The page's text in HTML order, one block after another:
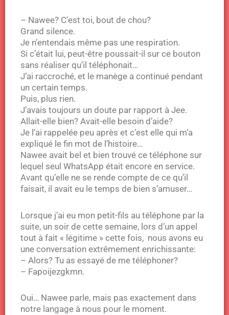
– Nawee? C’est toi, bout de chou?
Grand silence.
Je n’entendais même pas une respiration.
Si c’était lui, peut-être poussait-il sur ce bouton
sans réaliser qu’il téléphonait…
J’ai raccroché, et le manège a continué pendant
un certain temps.
Puis, plus rien.
J’avais toujours un doute par rapport à Jee.
Allait-elle bien? Avait-elle besoin d’aide?
Je l’ai rappelée peu après et c’est elle qui m’a
expliqué le fin mot de l’histoire…
Nawee avait bel et bien trouvé ce téléphone sur
lequel seul WhatsApp était encore en service.
Avant qu’elle ne se rende compte de ce qu’il
faisait, il avait eu le temps de bien s’amuser…
Lorsque j’ai eu mon petit-fils au téléphone par la
suite, un soir de cette semaine, lors d’un appel
tout à fait « légitime » cette fois, nous avons eu
une conversation extrêmement enrichissante:
– Alors? Tu as essayé de me téléphoner?
– Fapoijezgkmn.
Oui… Nawee parle, mais pas exactement dans
notre langage à nous pour le moment.